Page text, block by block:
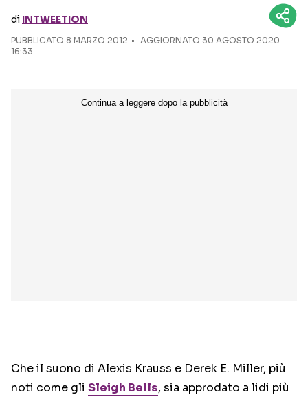
di INTWEETION
PUBBLICATO 8 MARZO 2012
AGGIORNATO 30 AGOSTO 2020
16:33
Che il suono di Alexis Krauss e Derek E. Miller, più
noti come gli Sleigh Bells, sia approdato a lidi più